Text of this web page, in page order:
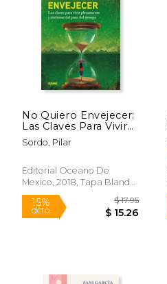
dcto. $ 14.11
No Quiero Envejecer:
Las Claves Para Vivir
Plenamente y
Disfrutar del Paso del
Sordo, Pilar
Editorial Oceano De
Mexico, 2018, Tapa Blanda,
Nuevo